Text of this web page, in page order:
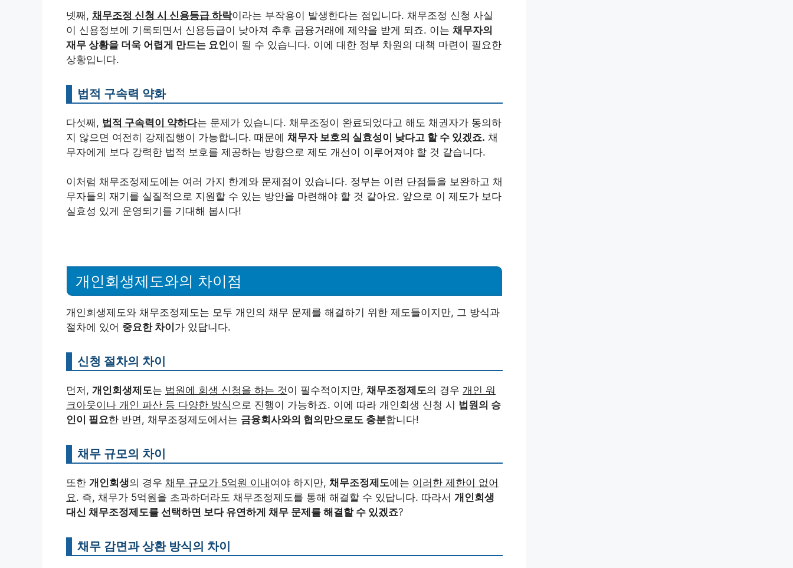
넷째, 채무조정 신청 시 신용등급 하락이라는 부작용이 발생한다는 점입니다. 채무조정 신청 사실
이 신용정보에 기록되면서 신용등급이 낮아져 추후 금융거래에 제약을 받게 되죠. 이는 채무자의
재무 상황을 더욱 어렵게 만드는 요인이 될 수 있습니다. 이에 대한 정부 차원의 대책 마련이 필요한
상황입니다.
법적 구속력 약화
다섯째, 법적 구속력이 약하다는 문제가 있습니다. 채무조정이 완료되었다고 해도 채권자가 동의하
지 않으면 여전히 강제집행이 가능합니다. 때문에 채무자 보호의 실효성이 낮다고 할 수 있겠죠. 채
무자에게 보다 강력한 법적 보호를 제공하는 방향으로 제도 개선이 이루어져야 할 것 같습니다.
이처럼 채무조정제도에는 여러 가지 한계와 문제점이 있습니다. 정부는 이런 단점들을 보완하고 채
무자들의 재기를 실질적으로 지원할 수 있는 방안을 마련해야 할 것 같아요. 앞으로 이 제도가 보다
실효성 있게 운영되기를 기대해 봅시다!
개인회생제도와의 차이점
개인회생제도와 채무조정제도는 모두 개인의 채무 문제를 해결하기 위한 제도들이지만, 그 방식과
절차에 있어 중요한 차이가 있답니다.
신청 절차의 차이
먼저, 개인회생제도는 법원에 회생 신청을 하는 것이 필수적이지만, 채무조정제도의 경우 개인 워
크아웃이나 개인 파산 등 다양한 방식 으로 진행이 가능하죠. 이에 따라 개인회생 신청 시 법원의 승
인이 필요한 반면, 채무조정제도에서는 금융회사와의 협의만으로도 충분합니다!
채무 규모의 차이
또한 개인회생의 경우 채무 규모가 5억원 이내여야 하지만, 채무조정제도에는 이러한 제한이 없어
요. 즉, 채무가 5억원을 초과하더라도 채무조정제도를 통해 해결할 수 있답니다. 따라서 개인회생
대신 채무조정제도를 선택하면 보다 유연하게 채무 문제를 해결할 수 있겠죠?
채무 감면과 상환 방식의 차이